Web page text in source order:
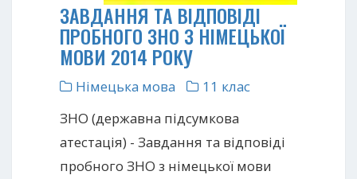
ЗАВДАННЯ ТА ВІДПОВІДІ
ПРОБНОГО ЗНО З НІМЕЦЬКОЇ
МОВИ 2014 РОКУ
Німецька мова
11 клас
ЗНО (державна підсумкова
атестація) - Завдання та відповіді
пробного ЗНО з німецької мови